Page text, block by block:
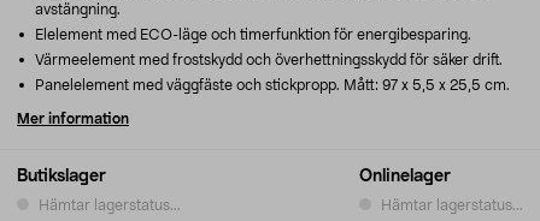
Butikslager
Hämtar lagerstatus...
Onlinelager
Hämtar lagerstatus...
avstängning.
Elelement med ECO-läge och timerfunktion för energibesparing.
Värmeelement med frostskydd och överhettningsskydd för säker drift.
Panelelement med väggfäste och stickpropp. Mått: 97 x 5,5 x 25,5 cm.
Mer information